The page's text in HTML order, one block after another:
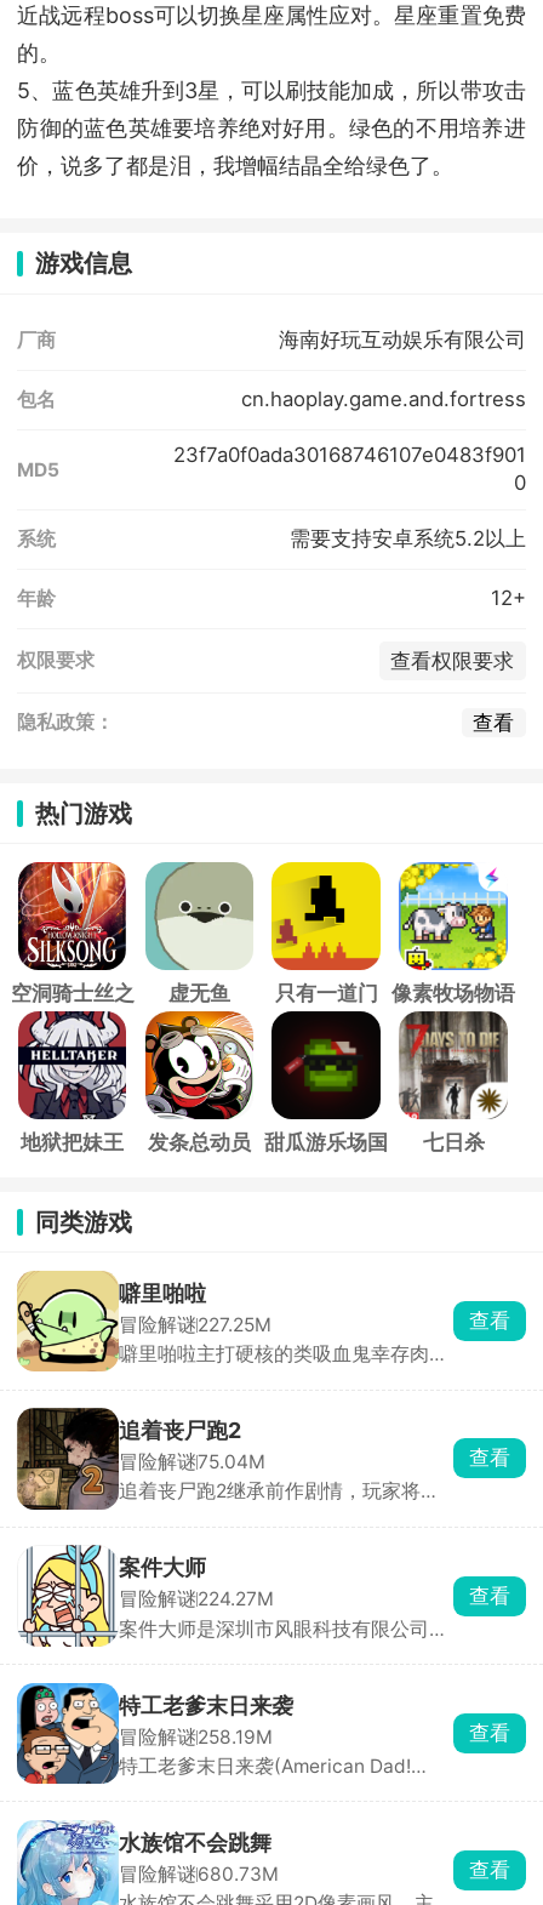
近战远程boss可以切换星座属性应对。星座重置免费
的。
5、蓝色英雄升到3星，可以刷技能加成，所以带攻击
防御的蓝色英雄要培养绝对好用。绿色的不用培养进
价，说多了都是泪，我增幅结晶全给绿色了。
游戏信息
厂商 海南好玩互动娱乐有限公司
包名 cn.haoplay.game.and.fortress
MD5
23f7a0f0ada30168746107e0483f901
0
系统 需要支持安卓系统5.2以上
年龄 12+
权限要求 查看权限要求
隐私政策： 查看
热门游戏
空洞骑士丝之
歌
虚无鱼 只有一道门 像素牧场物语
地狱把妹王 发条总动员
甜瓜游乐场国
七日杀
同类游戏
噼里啪啦
冒险解谜227.25M
噼里啪啦主打硬核的类吸血鬼幸存肉鸽
物，唯有战斗到底！游戏摒弃传统远程
风筝战术，强制近战交锋，即便拾取法
术技能，也需贴身释放，挑战你的操作
极限。海量装备随机掉落，每一次拾取
查看
追着丧尸跑2
冒险解谜75.04M
追着丧尸跑2继承前作剧情，玩家将置
场景，搜集水源、食物、药物和武器等
生存物资，同时与丧尸展开激烈战斗。
本作在前作基础上加入了大量全新元
素，支持招募队友并肩作战，还能通过
查看
案件大师
冒险解谜224.27M
案件大师是深圳市风眼科技有限公司发
鼎的名侦探，深入这座光鲜亮丽却暗藏
玄机的城市，侦破一桩又一桩疑难案
件。城市表面繁华，实则在权力与诱惑
的驱使下犯罪率居高不下，隐秘角落中
查看
特工老爹末日来袭
冒险解谜258.19M
特工老爹末日来袭(American Dad!
陷。你将扮演搞笑特工老爸，在自家地
下建造秘密基地，收集物资、制造武器
装备，打造专属地下家园。同时组建战
查看
水族馆不会跳舞
冒险解谜680.73M
查看